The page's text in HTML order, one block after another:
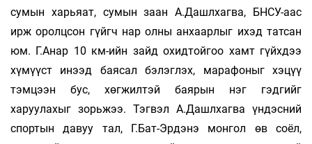
сумын харьяат, сумын заан А.Дашлхагва, БНСУ-аас
ирж оролцсон гүйгч нар олны анхаарлыг ихэд татсан
юм. Г.Анар 10 км-ийн зайд охидтойгоо хамт гүйхдээ
хүмүүст инээд баясал бэлэглэх, марафоныг хэцүү
тэмцээн бус, хөгжилтэй баярын нэг гэдгийг
харуулахыг зорьжээ. Тэгвэл А.Дашлхагва үндэсний
спортын давуу тал, Г.Бат-Эрдэнэ монгол өв соёл,